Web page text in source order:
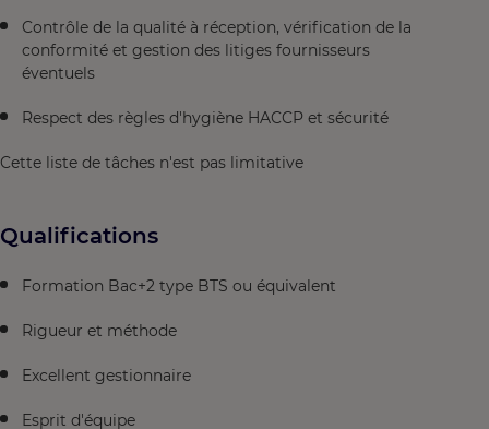
Contrôle de la qualité à réception, vérification de la
conformité et gestion des litiges fournisseurs
éventuels
Respect des règles d'hygiène HACCP et sécurité
Cette liste de tâches n'est pas limitative
Qualifications
Formation Bac+2 type BTS ou équivalent
Rigueur et méthode
Excellent gestionnaire
Esprit d'équipe